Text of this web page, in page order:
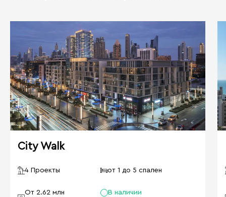
City Walk
4 Проекты от 1 до 5 спален
От 2.62 млн
В наличии